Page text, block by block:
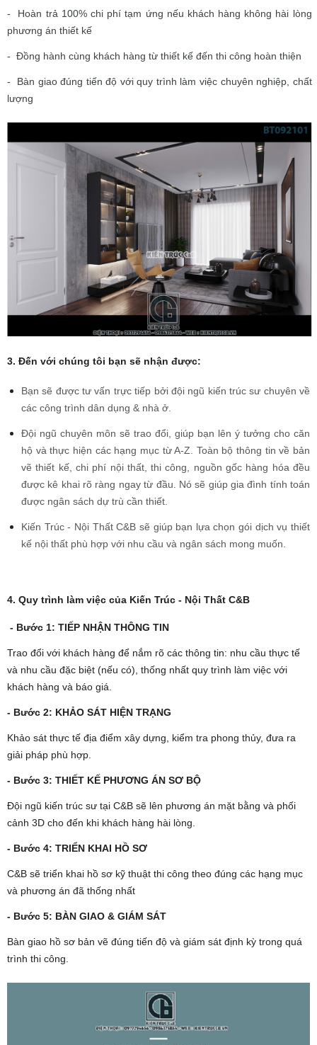
- Hoàn trả 100% chi phí tạm ứng nếu khách hàng không hài lòng
phương án thiết kế
- Đồng hành cùng khách hàng từ thiết kế đến thi công hoàn thiện
- Bàn giao đúng tiến độ với quy trình làm việc chuyên nghiệp, chất
lượng
3. Đến với chúng tôi bạn sẽ nhận được:
Bạn sẽ được tư vấn trực tiếp bởi đội ngũ kiến trúc sư chuyên về
các công trình dân dụng & nhà ở.
Đội ngũ chuyên môn sẽ trao đổi, giúp bạn lên ý tưởng cho căn
hộ và thực hiện các hạng mục từ A-Z. Toàn bộ thông tin về bản
vẽ thiết kế, chi phí nội thất, thi công, nguồn gốc hàng hóa đều
được kê khai rõ ràng ngay từ đầu. Nó sẽ giúp gia đình tính toán
được ngân sách dự trù cần thiết.
Kiến Trúc - Nội Thất C&B sẽ giúp bạn lựa chọn gói dịch vụ thiết
kế nội thất phù hợp với nhu cầu và ngân sách mong muốn.
4. Quy trình làm việc của Kiến Trúc - Nội Thất C&B
- Bước 1: TIẾP NHẬN THÔNG TIN
Trao đổi với khách hàng để nắm rõ các thông tin: nhu cầu thực tế
và nhu cầu đặc biệt (nếu có), thống nhất quy trình làm việc với
khách hàng và báo giá.
- Bước 2: KHẢO SÁT HIỆN TRẠNG
Khảo sát thực tế địa điểm xây dựng, kiểm tra phong thủy, đưa ra
giải pháp phù hợp.
- Bước 3: THIẾT KẾ PHƯƠNG ÁN SƠ BỘ
Đội ngũ kiến trúc sư tại C&B sẽ lên phương án mặt bằng và phối
cảnh 3D cho đến khi khách hàng hài lòng.
- Bước 4: TRIỂN KHAI HỒ SƠ
C&B sẽ triển khai hồ sơ kỹ thuật thi công theo đúng các hạng mục
và phương án đã thống nhất
- Bước 5: BÀN GIAO & GIÁM SÁT
Bàn giao hồ sơ bản vẽ đúng tiến độ và giám sát định kỳ trong quá
trình thi công.